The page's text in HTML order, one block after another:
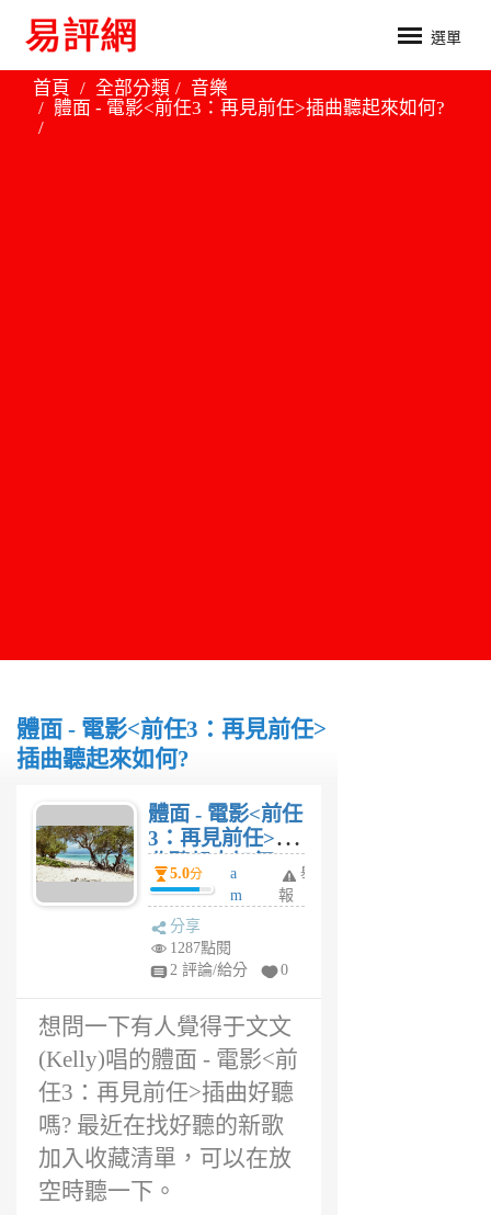
選單
首頁 全部分類
音樂
體面 - 電影<前任3：再見前任>插曲聽起來如何?
體面 - 電影<前任3：再見前任>
插曲聽起來如何?
體面 - 電影<前任
3：再見前任>插
曲聽起來如何?
5.0分
a
m
6
舉
報
分享
1287點閱
2 評論/給分
0
想問一下有人覺得于文文
(Kelly)唱的體面 - 電影<前
任3：再見前任>插曲好聽
嗎? 最近在找好聽的新歌
加入收藏清單，可以在放
空時聽一下。